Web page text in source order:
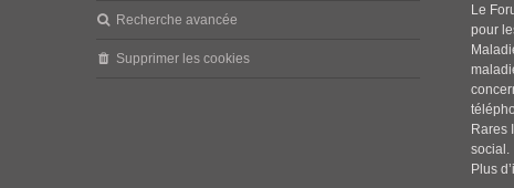
Recherche avancée
Supprimer les cookies
Le
pour
Rares
social.
Plus